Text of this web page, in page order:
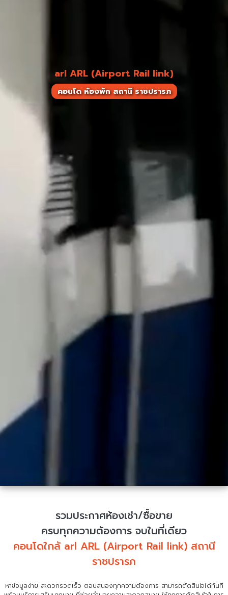
arl ARL (Airport Rail link)
คอนโด ห้องพัก สถานี ราชปรารภ
รวมประกาศห้องเช่า/ซื้อขาย
ครบทุกความต้องการ จบในที่เดียว
คอนโดใกล้ arl ARL (Airport Rail link) สถานี
ราชปรารภ
หาข้อมูลง่าย สะดวกรวดเร็ว ตอบสนองทุกความต้องการ สามารถตัดสินใจได้ทันที